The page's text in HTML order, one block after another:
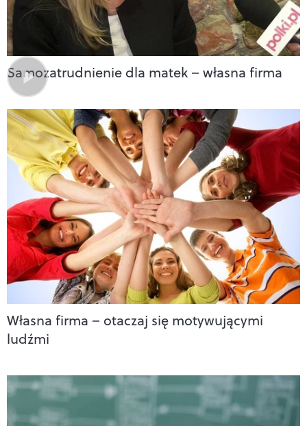
Samozatrudnienie dla matek – własna firma
Własna firma – otaczaj się motywującymi
ludźmi